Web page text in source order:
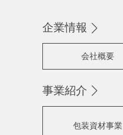
企業情報
会社概要
事業紹介
包装資材事業